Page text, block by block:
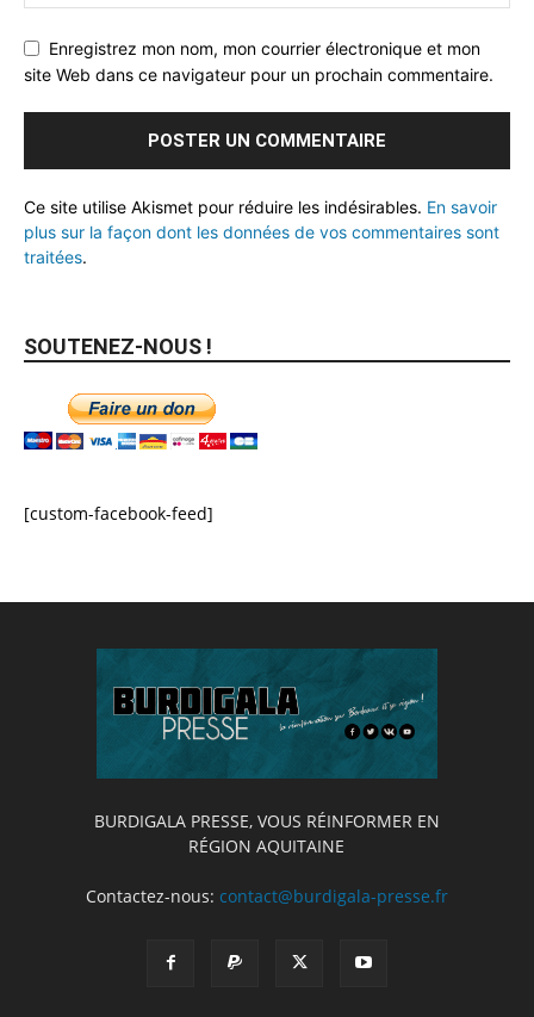
Enregistrez mon nom, mon courrier électronique et mon
site Web dans ce navigateur pour un prochain commentaire.
Ce site utilise Akismet pour réduire les indésirables. En savoir
plus sur la façon dont les données de vos commentaires sont
traitées.
SOUTENEZ-NOUS !
[custom-facebook-feed]
BURDIGALA PRESSE, VOUS RÉINFORMER EN
RÉGION AQUITAINE
Contactez-nous: contact@burdigala-presse.fr